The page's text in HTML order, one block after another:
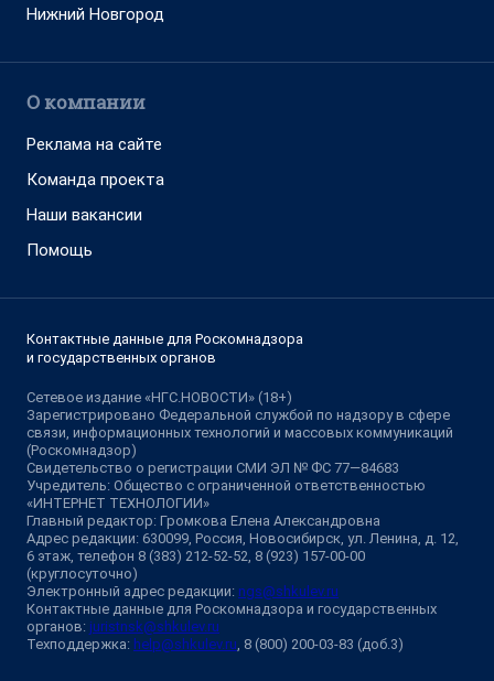
Нижний Новгород
О компании
Реклама на сайте
Команда проекта
Наши вакансии
Помощь
Контактные данные для Роскомнадзора
и государственных органов
Сетевое издание «НГС.НОВОСТИ» (18+)
Зарегистрировано Федеральной службой по надзору в сфере
связи, информационных технологий и массовых коммуникаций
(Роскомнадзор)
Свидетельство о регистрации СМИ ЭЛ № ФС 77—84683
Учредитель: Общество с ограниченной ответственностью
«ИНТЕРНЕТ ТЕХНОЛОГИИ»
Главный редактор: Громкова Елена Александровна
Адрес редакции: 630099, Россия, Новосибирск, ул. Ленина, д. 12,
6 этаж, телефон 8 (383) 212-52-52, 8 (923) 157-00-00
(круглосуточно)
Электронный адрес редакции: ngs@shkulev.ru
Контактные данные для Роскомнадзора и государственных
органов: juristnsk@shkulev.ru
Техподдержка: help@shkulev.ru , 8 (800) 200-03-83 (доб.3)